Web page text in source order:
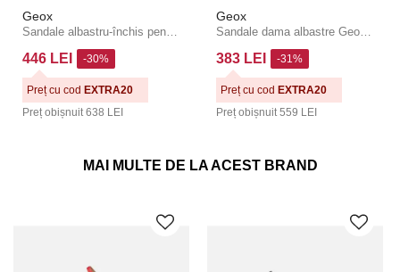
Geox
446 LEI
Preț obișnuit 638 LEI
-30%
Preț cu cod EXTRA20
Geox
383 LEI
Preț obișnuit 559 LEI
-31%
Preț cu cod EXTRA20
MAI MULTE DE LA ACEST BRAND